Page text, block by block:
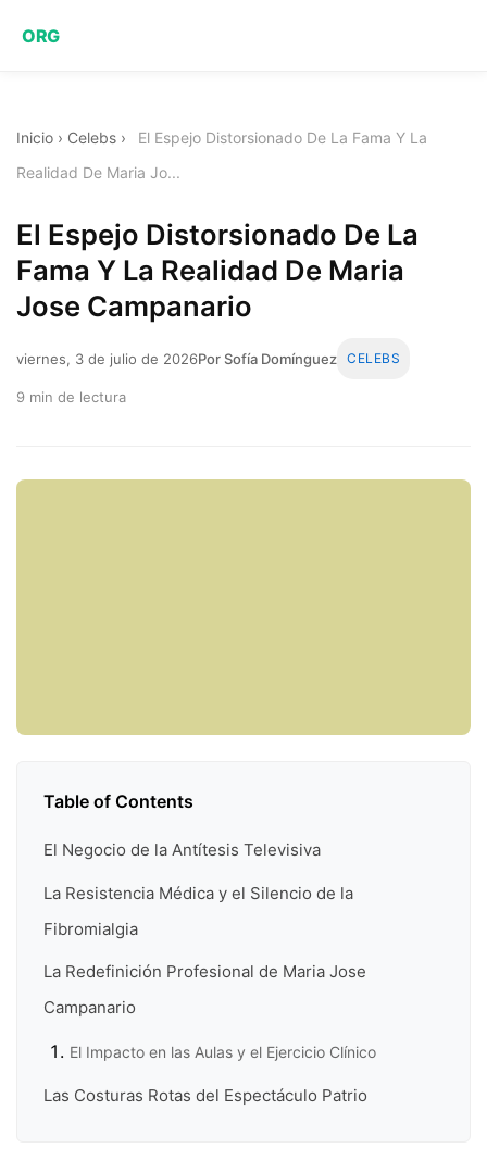
ORG
Inicio › Celebs ›
El Espejo Distorsionado De La Fama Y La
Realidad De Maria Jo...
El Espejo Distorsionado De La
Fama Y La Realidad De Maria
Jose Campanario
viernes, 3 de julio de 2026Por Sofía Domínguez CELEBS
9 min de lectura
Table of Contents
El Negocio de la Antítesis Televisiva
La Resistencia Médica y el Silencio de la
Fibromialgia
La Redefinición Profesional de Maria Jose
Campanario
El Impacto en las Aulas y el Ejercicio Clínico
Las Costuras Rotas del Espectáculo Patrio